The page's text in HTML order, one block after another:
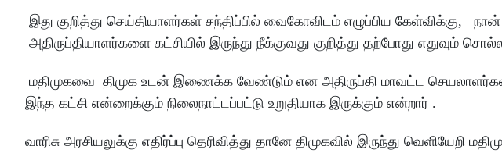
இது குறித்து செய்தியாளர்கள் சந்திப்பில் வைகோவிடம் எழுப்பிய கேள்விக்கு,
அதிருப்தியாளர்களை கட்சியில் இருந்து நீக்குவது குறித்து தற்போது எதுவும் சொல்ல
மதிமுகவை திமுக உடன் இணைக்க வேண்டும் என அதிருப்தி மாவட்ட
இந்த கட்சி என்றைக்கும் நிலைநாட்டப்பட்டு உறுதியாக இருக்கும் என்றார் .
வாரிசு அரசியலுக்கு எதிர்ப்பு தெரிவித்து தானே திமுகவில் இருந்து